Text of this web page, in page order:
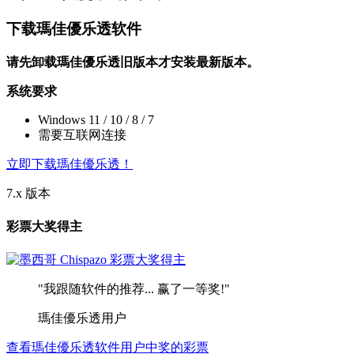
下载瑪佳優乐透软件
请先卸载瑪佳優乐透旧版本才安装最新版本。
系统要求
Windows 11 / 10 / 8 / 7
需要互联网连接
立即下载瑪佳優乐透！
7.x 版本
彩票大奖得主
"我跟随软件的推荐... 赢了一等奖!"
瑪佳優乐透用户
查看瑪佳優乐透软件用户中奖的彩票